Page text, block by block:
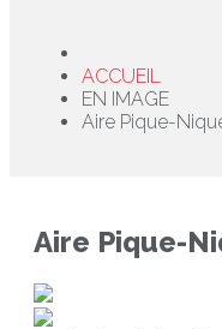
ACCUEIL
EN IMAGE
Aire Pique-
Aire Pique-